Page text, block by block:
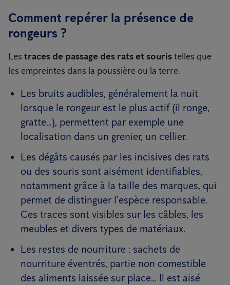
Comment repérer la présence de
rongeurs ?
Les traces de passage des rats et souristelles que
les empreintes dans la poussière ou la terre.
Les bruits audibles, généralement la nuit
lorsque le rongeur est le plus actif (il ronge,
gratte…), permettent par exemple une
localisation dans un grenier, un cellier.
Les dégâts causés par les incisives des rats
ou des souris sont aisément identifiables,
notamment grâce à la taille des marques, qui
permet de distinguer l’espèce responsable.
Ces traces sont visibles sur les câbles, les
meubles et divers types de matériaux.
Les restes de nourriture : sachets de
nourriture éventrés, partie non comestible
des aliments laissée sur place… Il est aisé